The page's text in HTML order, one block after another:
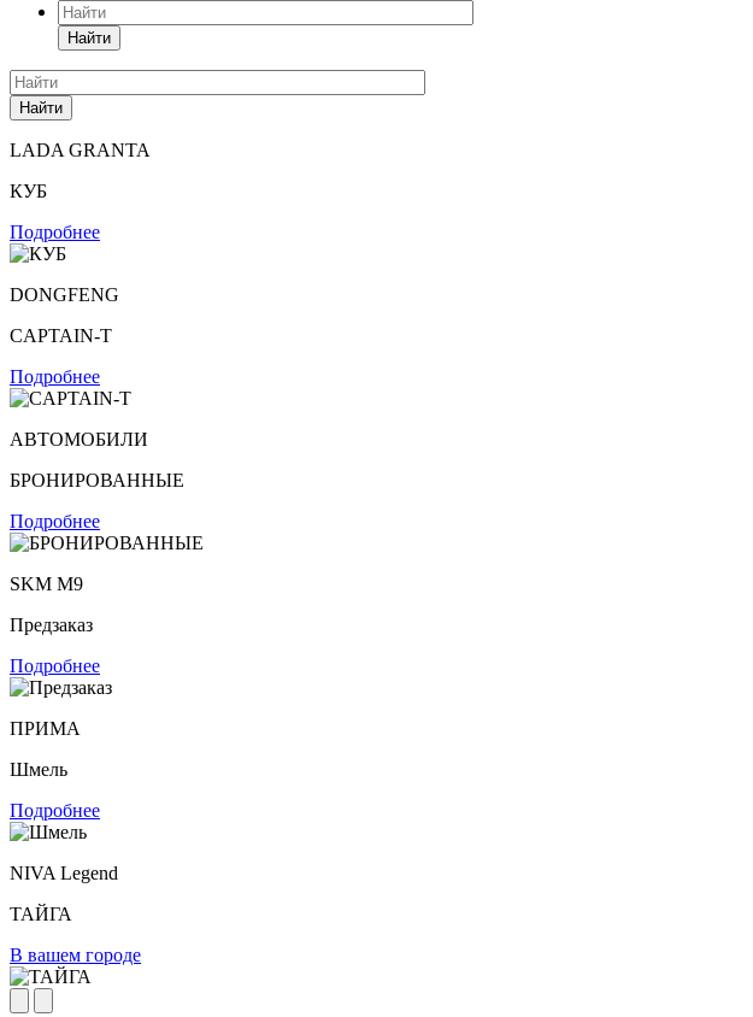
Найти
Найти
LADA GRANTA
КУБ
Подробнее
DONGFENG
CAPTAIN-T
Подробнее
АВТОМОБИЛИ
БРОНИРОВАННЫЕ
Подробнее
SKM M9
Предзаказ
Подробнее
ПРИМА
Шмель
Подробнее
NIVA Legend
ТАЙГА
В вашем городе